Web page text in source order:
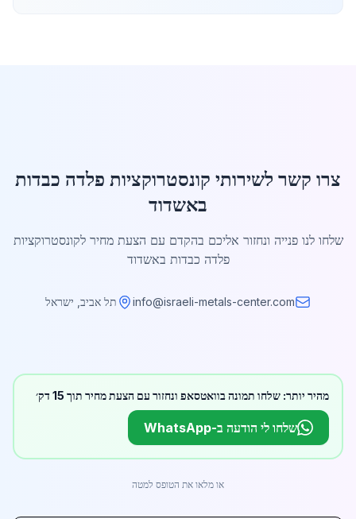
צרו קשר לשירותי קונסטרוקציות פלדה כבדות
באשדוד
שלחו לנו פנייה ונחזור אליכם בהקדם עם הצעת מחיר לקונסטרוקציות
פלדה כבדות באשדוד
info@israeli-metals-center.com תל אביב, ישראל
מהיר יותר: שלחו תמונה בוואטסאפ ונחזור עם הצעת מחיר תוך 15 דק׳
שלחו לי הודעה ב-WhatsApp
או מלאו את הטופס למטה